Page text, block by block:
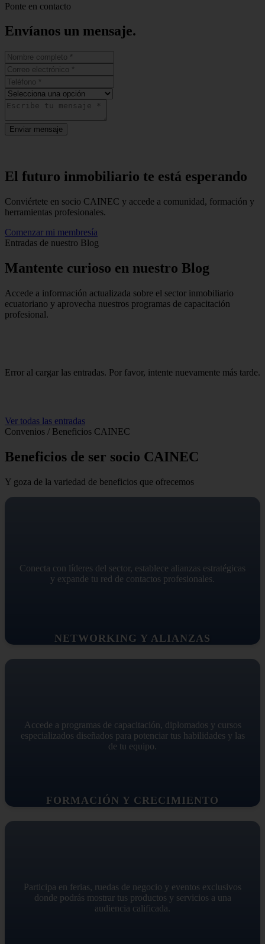
Ponte en contacto
Envíanos un mensaje.
Enviar mensaje
El futuro inmobiliario te está esperando
Conviértete en socio CAINEC y accede a comunidad, formación y
herramientas profesionales.
Comenzar mi membresía
Entradas de nuestro Blog
Mantente curioso en nuestro Blog
Accede a información actualizada sobre el sector inmobiliario
ecuatoriano y aprovecha nuestros programas de capacitación
profesional.
Error al cargar las entradas. Por favor, intente nuevamente más tarde.
Ver todas las entradas
Convenios / Beneficios CAINEC
Beneficios de ser socio CAINEC
Y goza de la variedad de beneficios que ofrecemos
NETWORKING Y ALIANZAS
Conecta con líderes del sector, establece alianzas estratégicas
y expande tu red de contactos profesionales.
FORMACIÓN Y CRECIMIENTO
Accede a programas de capacitación, diplomados y cursos
especializados diseñados para potenciar tus habilidades y las
de tu equipo.
Participa en ferias, ruedas de negocio y eventos exclusivos
donde podrás mostrar tus productos y servicios a una
audiencia calificada.